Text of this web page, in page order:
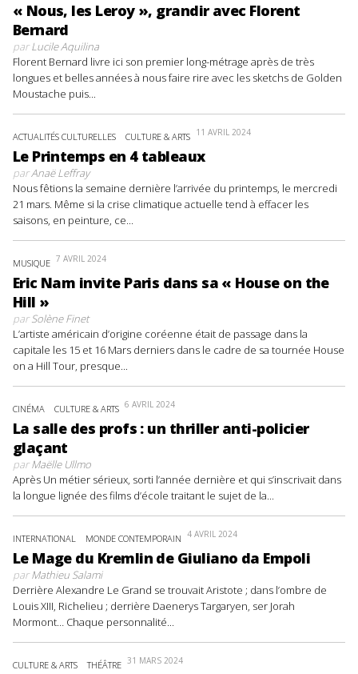
« Nous, les Leroy », grandir avec Florent
Bernard
parLucile Aquilina
Florent Bernard livre ici son premier long-métrage après de très
longues et belles années à nous faire rire avec les sketchs de Golden
Moustache puis...
ACTUALITÉS CULTURELLES CULTURE & ARTS 11 AVRIL 2024
Le Printemps en 4 tableaux
parAnaë Leffray
Nous fêtions la semaine dernière l’arrivée du printemps, le mercredi
21 mars. Même si la crise climatique actuelle tend à effacer les
saisons, en peinture, ce...
MUSIQUE 7 AVRIL 2024
Eric Nam invite Paris dans sa « House on the
Hill »
parSolène Finet
L’artiste américain d’origine coréenne était de passage dans la
capitale les 15 et 16 Mars derniers dans le cadre de sa tournée House
on a Hill Tour, presque...
CINÉMA CULTURE & ARTS 6 AVRIL 2024
La salle des profs : un thriller anti-policier
glaçant
parMaëlle Ullmo
Après Un métier sérieux, sorti l’année dernière et qui s’inscrivait dans
la longue lignée des films d’école traitant le sujet de la...
INTERNATIONAL MONDE CONTEMPORAIN 4 AVRIL 2024
Le Mage du Kremlin de Giuliano da Empoli
parMathieu Salami
Derrière Alexandre Le Grand se trouvait Aristote ; dans l’ombre de
Louis XIII, Richelieu ; derrière Daenerys Targaryen, ser Jorah
Mormont… Chaque personnalité...
CULTURE & ARTS THÉÂTRE 31 MARS 2024